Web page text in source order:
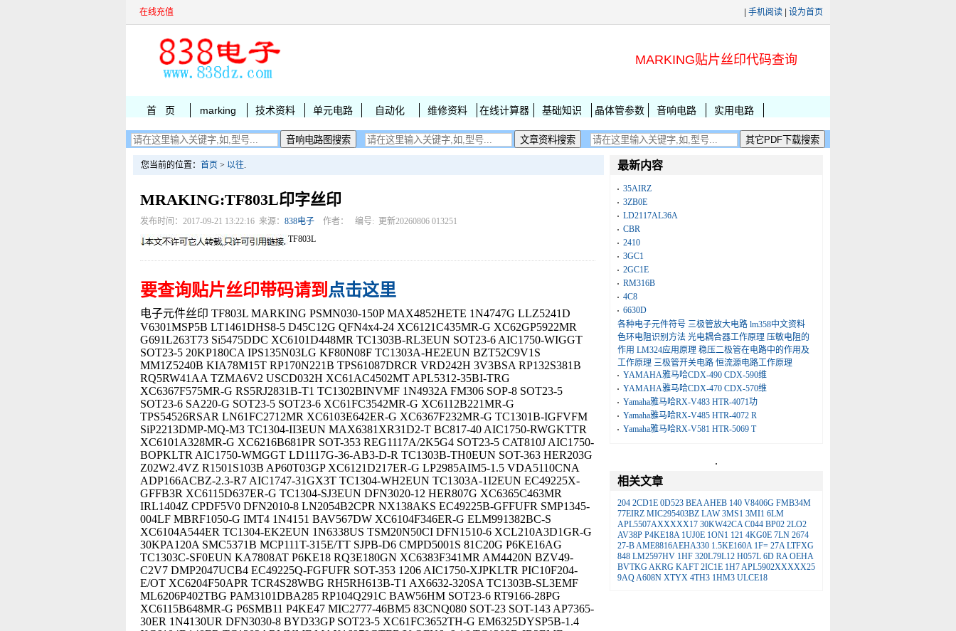
在线充值 手机阅读 设为首页
MARKING贴片丝印代码查询
首 页 marking 技术资料 单元电路 自动化 维修资料 在线计算器 基础知识 晶体管参数 音响电路 实用电路
您当前的位置： 首页 > 以往.
MRAKING:TF803L印字丝印
发布时间：2017-09-21 13:22:16 来源： 838电子 作者： 编号: 更新20260806 013251
TF803L
要查询贴片丝印带码请到 点击这里
电子元件丝印 TF803L MARKING PSMN030-150P MAX4852HETE 1N4747G LLZ5241D
V6301MSP5B LT1461DHS8-5 D45C12G QFN4x4-24 XC6121C435MR-G XC62GP5922MR
G691L263T73 Si5475DDC XC6101D448MR TC1303B-RL3EUN SOT23-6 AIC1750-WIGGT
SOT23-5 20KP180CA IPS135N03LG KF80N08F TC1303A-HE2EUN BZT52C9V1S
MM1Z5240B KIA78M15T RP170N221B TPS61087DRCR VRD242H 3V3BSA RP132S381B
RQ5RW41AA TZMA6V2 USCD032H XC61AC4502MT APL5312-35BI-TRG
XC6367F575MR-G RS5RJ2831B-T1 TC1302BINVMF 1N4932A FM306 SOP-8 SOT23-5
SOT23-6 SA220-G SOT23-5 SOT23-6 XC61FC3542MR-G XC6112B221MR-G
TPS54526RSAR LN61FC2712MR XC6103E642ER-G XC6367F232MR-G TC1301B-IGFVFM
SiP2213DMP-MQ-M3 TC1304-II3EUN MAX6381XR31D2-T BC817-40 AIC1750-RWGKTTR
XC6101A328MR-G XC6216B681PR SOT-353 REG1117A/2K5G4 SOT23-5 CAT810J AIC1750-
BOPKLTR AIC1750-WMGGT LD1117G-36-AB3-D-R TC1303B-TH0EUN SOT-363 HER203G
Z02W2.4VZ R1501S103B AP60T03GP XC6121D217ER-G LP2985AIM5-1.5 VDA5110CNA
ADP166ACBZ-2.3-R7 AIC1747-31GX3T TC1304-WH2EUN TC1303A-1I2EUN EC49225X-
GFFB3R XC6115D637ER-G TC1304-SJ3EUN DFN3020-12 HER807G XC6365C463MR
IRL1404Z CPDF5V0 DFN2010-8 LN2054B2CPR NX138AKS EC49225B-GFFUFR SMP1345-
004LF MBRF1050-G IMT4 1N4151 BAV567DW XC6104F346ER-G ELM991382BC-S
XC6104A544ER TC1304-EK2EUN 1N6338US TSM20N50CI DFN1510-6 XCL210A3D1GR-G
30KPA120A SMC5371B MCP111T-315E/TT SJPB-D6 CMPD5001S 81C20G P6KE16AG
TC1303C-SF0EUN KA7808AT P6KE18 RQ3E180GN XC6383F341MR AM4420N BZV49-
C2V7 DMP2047UCB4 EC49225Q-FGFUFR SOT-353 1206 AIC1750-XJPKLTR PIC10F204-
E/OT XC6204F50APR TCR4S28WBG RH5RH613B-T1 AX6632-320SA TC1303B-SL3EMF
ML6206P402TBG PAM3101DBA285 RP104Q291C BAW56HM SOT23-6 RT9166-28PG
XC6115B648MR-G P6SMB11 P4KE47 MIC2777-46BM5 83CNQ080 SOT-23 SOT-143 AP7365-
30ER 1N4130UR DFN3030-8 BYD33GP SOT23-5 XC61FC3652TH-G EM6325DYSP5B-1.4
最新内容
35AIRZ
3ZB0E
LD2117AL36A
CBR
2410
3GC1
2GC1E
RM316B
4C8
6630D
各种电子元件符号 三极管放大电路 lm358中文资料
色环电阻识别方法 光电耦合器工作原理 压敏电阻的
作用 LM324应用原理 稳压二极管在电路中的作用及
工作原理 三极管开关电路 恒流源电路工作原理
YAMAHA雅马哈CDX-490 CDX-590维
YAMAHA雅马哈CDX-470 CDX-570维
Yamaha雅马哈RX-V483 HTR-4071功
Yamaha雅马哈RX-V485 HTR-4072 R
Yamaha雅马哈RX-V581 HTR-5069 T
.
相关文章
204 2CD1E 0D523 BEAAHEB 140 V8406G FMB34M
77EIRZ MIC295403BZ LAW 3MS1 3MI1 6LM
APL5507AXXXXX17 30KW42CA C044 BP02 2LO2
AV38P P4KE18A 1UJ0E 1ON1 121 4KG0E 7LN 2674
27-BAME8816AEHA330 1.5KE160A 1F= 27A LTFXG
848 LM2597HV 1HF 320L79L12 H057L 6D RA OEHA
BVTKGAKRG KAFT 2IC1E 1H7APL5902XXXXX25
9AQA608N XTYX 4TH3 1HM3 ULCE18